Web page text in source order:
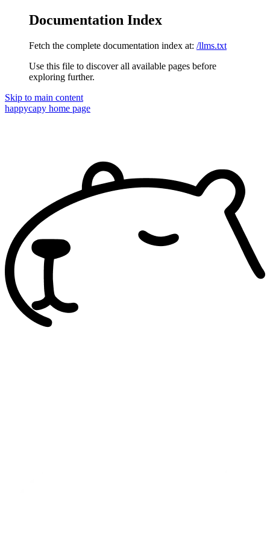
Documentation Index
Fetch the complete documentation index at: /llms.txt
Use this file to discover all available pages before
exploring further.
Skip to main content
happycapy home page